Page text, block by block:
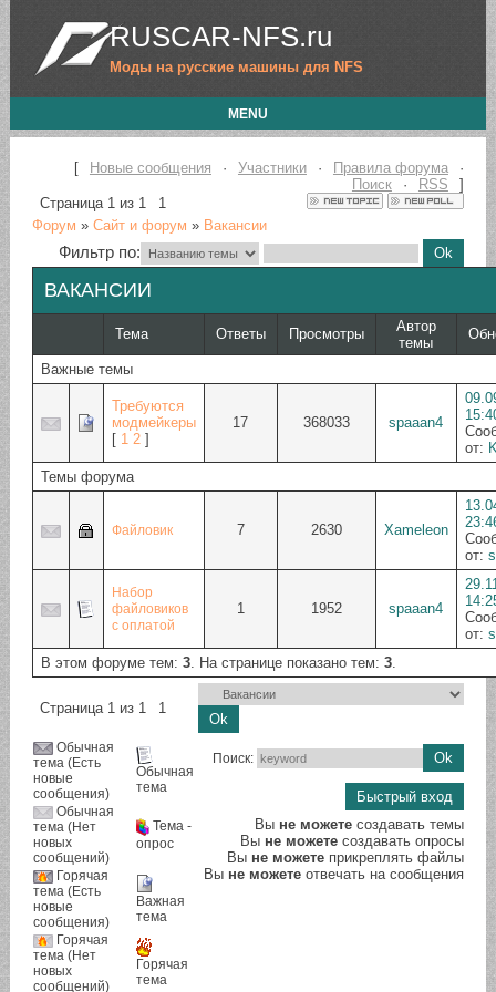
RUSCAR-NFS.ru
Моды на русские машины для NFS
MENU
[ Новые сообщения · Участники · Правила форума
·
Поиск
· RSS
]
Страница 1из 1
1
Форум » Сайт и форум » Вакансии
Фильтр по:
ВАКАНСИИ
Тема Ответы Просмотры
Автор
темы
Важные темы
Требуются
модмейкеры
[ 1 2]
17 368033 spaaan4
от:
Темы форума
Файловик 7 2630 Xameleon
от:
Набор
файловиков
с оплатой
1 1952 spaaan4
от:
В этом форуме тем: 3. На странице показано тем: 3.
Страница 1из 1 1
Обычная
тема (Есть
новые
сообщения)
Обычная
тема
Обычная
тема (Нет
новых
сообщений)
Тема -
опрос
Горячая
тема (Есть
новые
сообщения)
Важная
тема
Горячая
тема (Нет
новых
сообщений)
Горячая
тема
Поиск:
Вы не можетесоздавать темы
Вы не можетесоздавать опросы
Вы не можетеприкреплять файлы
Вы не можетеотвечать на сообщения